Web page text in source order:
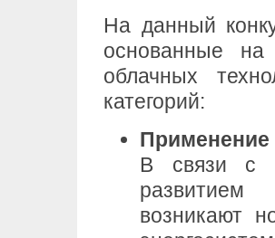
На данный
основанные на
облачных
категорий:
Применение
В связи с
развитием
возникают